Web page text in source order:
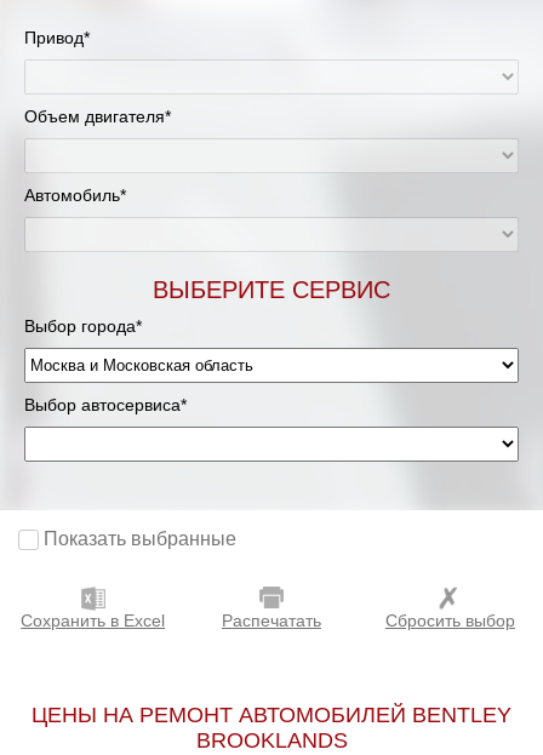
Москва и Московская область
Мурманск
Нижний Новгород
Новосибирск
Орёл
Петрозаводск
Привод*
Объем двигателя*
Автомобиль*
ВЫБЕРИТЕ СЕРВИС
Выбор города*
Выбор автосервиса*
Показать выбранные
Сохранить в Excel Распечатать Сбросить выбор
ЦЕНЫ НА РЕМОНТ АВТОМОБИЛЕЙ BENTLEY
BROOKLANDS